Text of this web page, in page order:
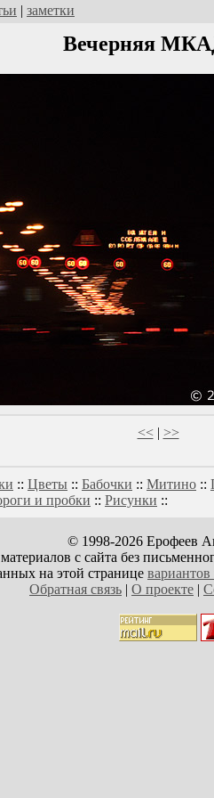
| заметки
Вечерняя
<<| >>
:: Цветы :: Бабочки :: Митино ::
и пробки :: Рисунки ::
© 1998-2026 Ерофеев
с сайта без
на этой странице
Обратная связь | О проекте |